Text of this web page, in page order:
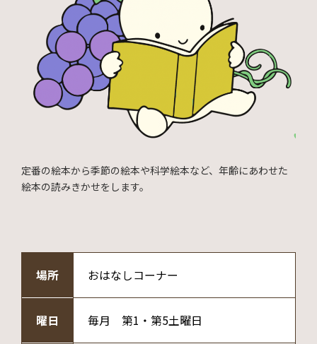
定番の絵本から季節の絵本や科学絵本など、年齢にあわせた
絵本の読みきかせをします。
場所 おはなしコーナー
曜日 毎月 第1・第5土曜日